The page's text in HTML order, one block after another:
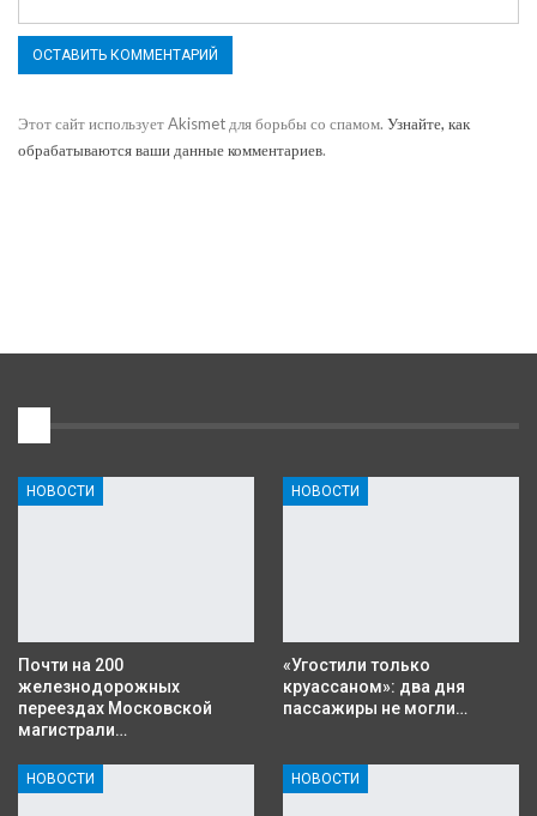
Этот сайт использует Akismet для борьбы со спамом. Узнайте, как
обрабатываются ваши данные комментариев.
НОВОСТИ
Почти на 200
железнодорожных
переездах Московской
магистрали…
НОВОСТИ
«Угостили только
круассаном»: два дня
пассажиры не могли…
НОВОСТИ НОВОСТИ